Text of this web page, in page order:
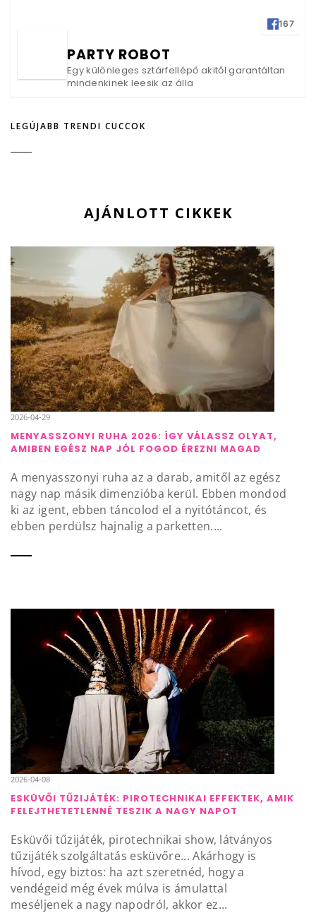
167
PARTY ROBOT
Egy különleges sztárfellépő akitől garantáltan
mindenkinek leesik az álla
LEGÚJABB TRENDI CUCCOK
AJÁNLOTT CIKKEK
2026-04-29
MENYASSZONYI RUHA 2026: ÍGY VÁLASSZ OLYAT,
AMIBEN EGÉSZ NAP JÓL FOGOD ÉREZNI MAGAD
A menyasszonyi ruha az a darab, amitől az egész
nagy nap másik dimenzióba kerül. Ebben mondod
ki az igent, ebben táncolod el a nyitótáncot, és
ebben perdülsz hajnalig a parketten....
2026-04-08
ESKÜVŐI TŰZIJÁTÉK: PIROTECHNIKAI EFFEKTEK, AMIK
FELEJTHETETLENNÉ TESZIK A NAGY NAPOT
Esküvői tűzijáték, pirotechnikai show, látványos
tűzijáték szolgáltatás esküvőre... Akárhogy is
hívod, egy biztos: ha azt szeretnéd, hogy a
vendégeid még évek múlva is ámulattal
meséljenek a nagy napodról, akkor ez...